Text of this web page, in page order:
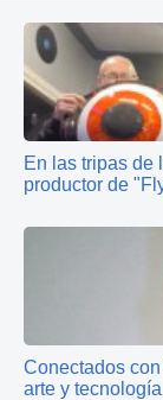
En las tripas de
productor de
Conectados
arte y tecnología